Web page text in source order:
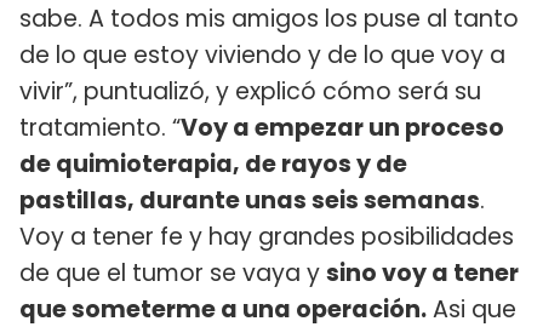
sabe. A todos mis amigos los puse al tanto
de lo que estoy viviendo y de lo que voy a
vivir”, puntualizó, y explicó cómo será su
tratamiento. “Voy a empezar un proceso
de quimioterapia, de rayos y de
pastillas, durante unas seis semanas.
Voy a tener fe y hay grandes posibilidades
de que el tumor se vaya ysino voy a tener
que someterme a una operación.Asi que